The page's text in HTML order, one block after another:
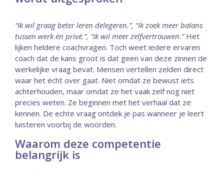
“Ik wil graag beter leren delegeren.”, “Ik zoek meer balans
tussen werk en privé.”, “Ik wil meer zelfvertrouwen.”Het
lijken heldere coachvragen. Toch weet iedere ervaren
coach dat de kans groot is dat geen van deze zinnen de
werkelijke vraag bevat. Mensen vertellen zelden direct
waar het écht over gaat. Niet omdat ze bewust iets
achterhouden, maar omdat ze het vaak zelf nog niet
precies weten. Ze beginnen met het verhaal dat ze
kennen. De echte vraag ontdek je pas wanneer je leert
luisteren voorbij de woorden.
Waarom deze competentie
belangrijk is